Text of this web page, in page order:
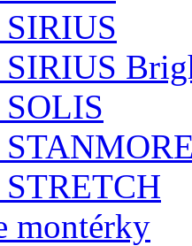
montérky